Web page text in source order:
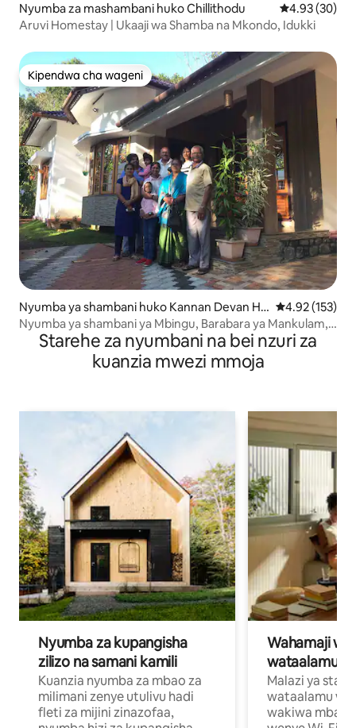
Nyumba za mashambani huko Chillithodu Ukadiriaji wa
4.93 (30)
Aruvi Homestay | Ukaaji wa Shamba na Mkondo, Idukki
Kipendwa cha wageni
Kipendwa cha wageni
Nyumba ya shambani huko Kannan Devan Hill
s
Ukadiriaji wa
4.92 (153)
Nyumba ya shambani ya Mbingu, Barabara ya Mankulam,
Munnar
Starehe za nyumbani na bei nzuri za
kuanzia mwezi mmoja
Nyumba za kupangisha
zilizo na samani kamili
Kuanzia nyumba za mbao za
milimani zenye utulivu hadi
fleti za mijini zinazofaa,
Wahamaji
wataalamu
Malazi ya
wataalamu
wakiwa mbali